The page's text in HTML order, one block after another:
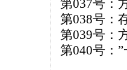
第037号：
第038号：
第039号：
第040号：